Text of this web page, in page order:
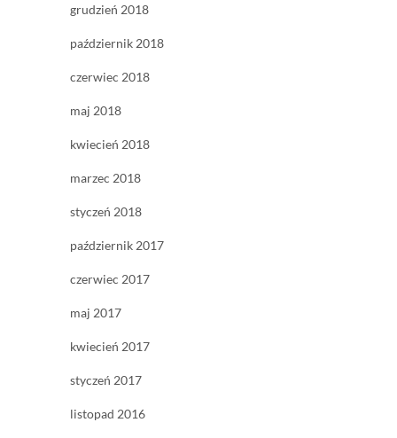
grudzień 2018
październik 2018
czerwiec 2018
maj 2018
kwiecień 2018
marzec 2018
styczeń 2018
październik 2017
czerwiec 2017
maj 2017
kwiecień 2017
styczeń 2017
listopad 2016